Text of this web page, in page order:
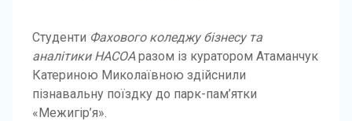
Студенти Фахового коледжу бізнесу та
аналітики НАСОАразом із куратором Атаманчук
Катериною Миколаївною здійснили
пізнавальну поїздку до парк-пам’ятки
«Межигір’я».